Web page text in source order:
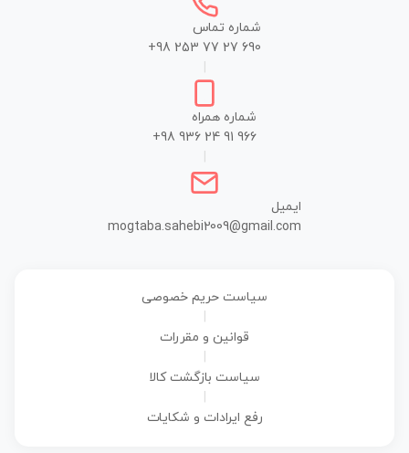
شماره تماس
+98 253 77 27 690
شماره همراه
+98 936 24 91 966
ایمیل
mogtaba.sahebi2009@gmail.com
سیاست حریم خصوصی
قوانین و مقررات
سیاست بازگشت کالا
رفع ایرادات و شکایات